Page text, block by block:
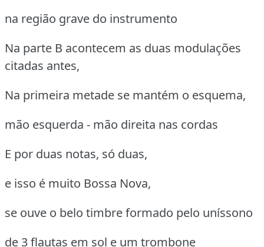
na região grave do instrumento
Na parte B acontecem as duas modulações
citadas antes,
Na primeira metade se mantém o esquema,
mão esquerda - mão direita nas cordas
E por duas notas, só duas,
e isso é muito Bossa Nova,
se ouve o belo timbre formado pelo uníssono
de 3 flautas em sol e um trombone